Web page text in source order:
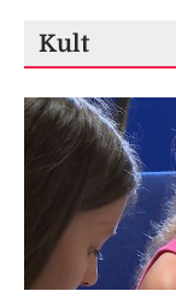
Kult